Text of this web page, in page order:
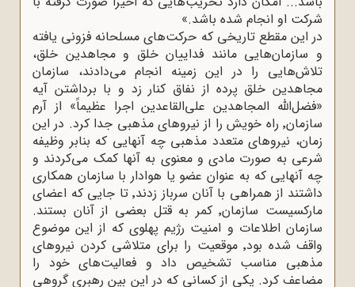
شرکت او انجام شده باشد«.
در این مقطع تاریخی که حرکت‌های مسلحانه فزونی یافته
و سازمان‌هایی مانند فداییان خلق و مجاهدین خلق،
تلاش‌هایی را در این زمینه انجام می‌دادند، سازمان
مجاهدین خلق پرده از نفاق کنار زد و با برداشتن آیه
«فضل‌الله المجاهدین علی‌القاعدین اجرا عظیماً» از آرم
سازمان‌٬ راه خویش را از نیروهای مذهبی جدا کرد. در این
زمان، نیروهای متعدد مذهبی چه آنهایی که بنابر وظیفه
شرعی به صورت مادی و معنوی به آنها کمک می‌کردند و
چه آنهایی که به عنوان عضو یا هوادار با سازمان همکاری
داشتند از همراهی با آنان سرباز زدند٬ تا جایی که اعضای
مارکسیست سازمان٬ کمر به قتل بعضی از آنان بستند.
سازمان اطلاعات و امنیت رژیم پهلوی که از این موضوع
واقف شده بود٬ موقعیت را برای متلاشی کردن نیروهای
مذهبی مناسب تشخیص داد و فعالیت‌های خود را
مضاعف کرد. یکی از کسانی که در این بین رهبری گروهی